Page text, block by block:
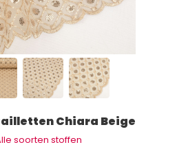
Chiara Beige
soorten stoffen